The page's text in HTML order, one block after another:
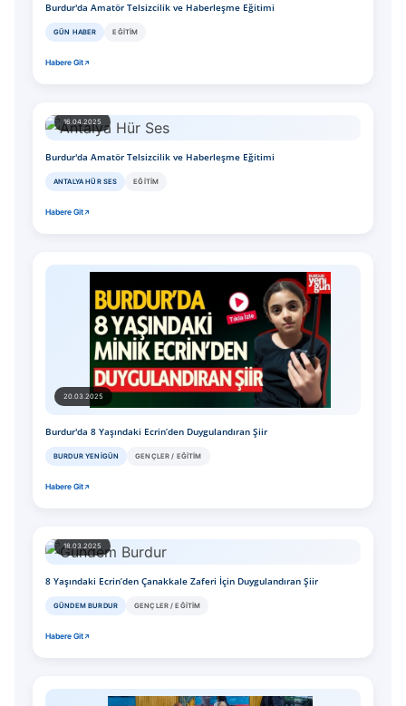
Burdur'da Amatör Telsizcilik ve Haberleşme Eğitimi
GÜN HABER EĞITIM
Habere Git
16.04.2025
Burdur'da Amatör Telsizcilik ve Haberleşme Eğitimi
ANTALYA HÜR SES EĞITIM
Habere Git
20.03.2025
Burdur'da 8 Yaşındaki Ecrin’den Duygulandıran Şiir
BURDUR YENIGÜN GENÇLER / EĞITIM
Habere Git
18.03.2025
8 Yaşındaki Ecrin’den Çanakkale Zaferi İçin Duygulandıran Şiir
GÜNDEM BURDUR GENÇLER / EĞITIM
Habere Git